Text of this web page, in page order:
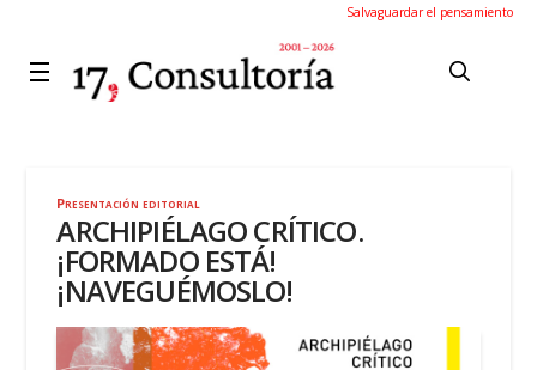
Salvaguardar el pensamiento
Presentación editorial
ARCHIPIÉLAGO CRÍTICO.
¡FORMADO ESTÁ!
¡NAVEGUÉMOSLO!